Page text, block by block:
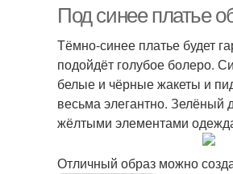
Под синее платье
Тёмно-синее платье будет
подойдёт голубое болеро.
белые и чёрные жакеты и
весьма элегантно. Зелёный
жёлтыми элементами
Отличный образ можно